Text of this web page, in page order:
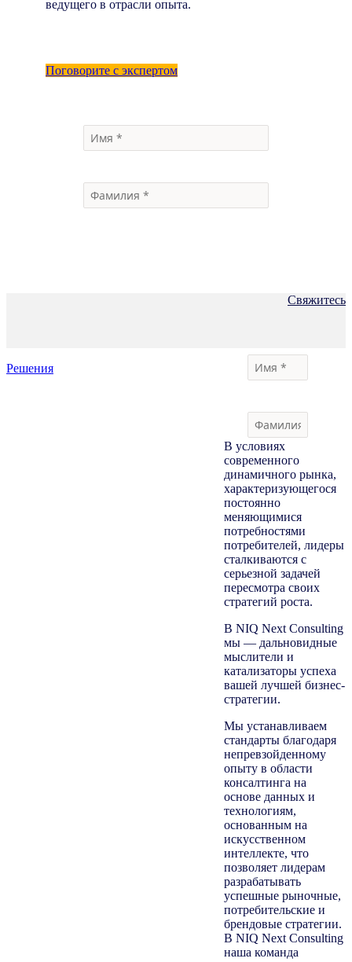
ведущего в отрасли опыта.
Поговорите с экспертом
Решения
Свяжитесь
В условиях
современного
динамичного рынка,
характеризующегося
постоянно
меняющимися
потребностями
потребителей, лидеры
сталкиваются с
серьезной задачей
пересмотра своих
стратегий роста.
В NIQ Next Consulting
мы — дальновидные
мыслители и
катализаторы успеха
вашей лучшей бизнес-
стратегии.
Мы устанавливаем
стандарты благодаря
непревзойденному
опыту в области
консалтинга на
основе данных и
технологиям,
основанным на
искусственном
интеллекте, что
позволяет лидерам
разрабатывать
успешные рыночные,
потребительские и
брендовые стратегии.
В NIQ Next Consulting
наша команда